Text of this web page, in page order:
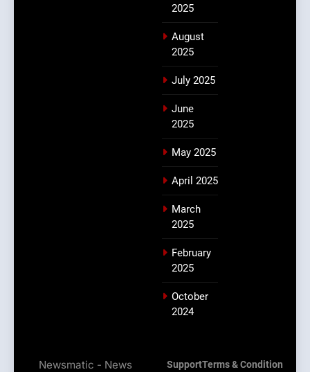
2025
August
2025
July 2025
June
2025
May 2025
April 2025
March
2025
February
2025
October
2024
Newsmatic - News
SupportTerms & Condition